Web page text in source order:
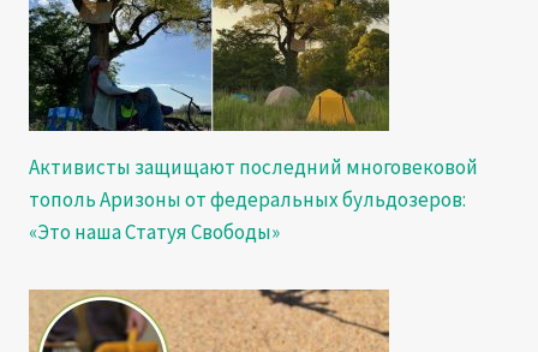
Активисты защищают последний многовековой
тополь Аризоны от федеральных бульдозеров:
«Это наша Статуя Свободы»